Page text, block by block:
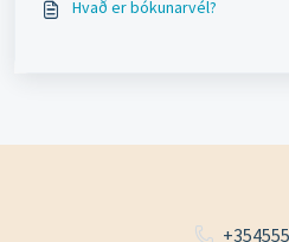
Hvað er bókunarvél?